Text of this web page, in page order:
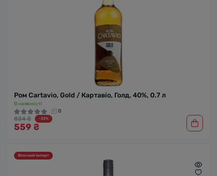
Ром Cartavio, Gold / Картавіо, Голд, 40%, 0.7 л
В наявності
0
834 ₴ -33%
559 ₴
Власний імпорт